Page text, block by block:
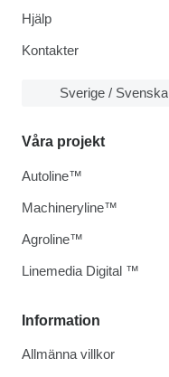
Hjälp
Kontakter
Sverige / Svenska
Information
Allmänna villkor
Våra projekt
Autoline™
Machineryline™
Agroline™
Linemedia Digital ™